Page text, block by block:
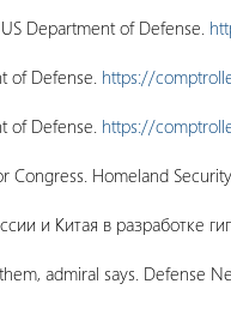
Department of Defense.
of Defense. https://
of Defense. https://
Congress. Homeland
и Китая в разработке
admiral says. Defense